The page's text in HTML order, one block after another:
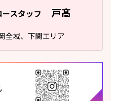
スタッフ 戸髙
全域、下関エリア